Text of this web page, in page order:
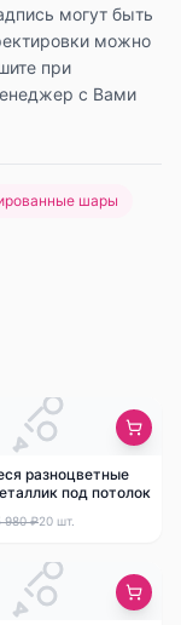
могут быть
можно
при
с Вами
шары
разноцветные
под потолок
980 ₽20 шт.